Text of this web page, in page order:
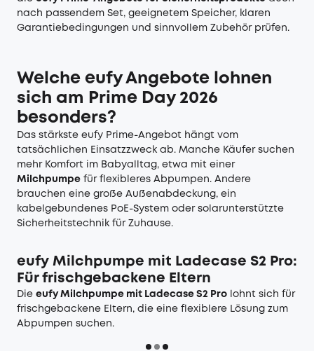
nach passendem Set, geeignetem Speicher, klaren
Garantiebedingungen und sinnvollem Zubehör prüfen.
Welche eufy Angebote lohnen
sich am Prime Day 2026
besonders?
Das stärkste eufy Prime-Angebot hängt vom
tatsächlichen Einsatzzweck ab. Manche Käufer suchen
mehr Komfort im Babyalltag, etwa mit einer
Milchpumpe für flexibleres Abpumpen. Andere
brauchen eine große Außenabdeckung, ein
kabelgebundenes PoE-System oder solarunterstützte
Sicherheitstechnik für Zuhause.
eufy Milchpumpe mit Ladecase S2 Pro:
Für frischgebackene Eltern
Die eufy Milchpumpe mit Ladecase S2 Pro lohnt sich für
frischgebackene Eltern, die eine flexiblere Lösung zum
Abpumpen suchen.